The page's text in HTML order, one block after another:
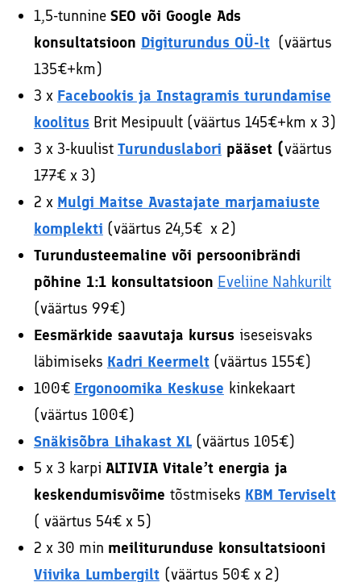
1,5-tunnine SEO või Google Ads
konsultatsioon Digiturundus OÜ-lt(väärtus
135€+km)
3 x Facebookis ja Instagramis turundamise
koolitusBrit Mesipuult (väärtus 145€+km x 3)
3 x 3-kuulist Turunduslabori pääset (väärtus
177€ x 3)
2 x Mulgi Maitse Avastajate marjamaiuste
komplekti (väärtus 24,5€ x 2)
Turundusteemaline või persoonibrändi
põhine 1:1 konsultatsioon Eveliine Nahkurilt
(väärtus 99€)
Eesmärkide saavutaja kursus iseseisvaks
läbimiseks Kadri Keermelt(väärtus 155€)
100€ Ergonoomika Keskuse kinkekaart
(väärtus 100€)
Snäkisõbra Lihakast XL(väärtus 105€)
5 x 3 karpi ALTIVIA Vitale’t energia ja
keskendumisvõime tõstmiseks KBM Terviselt
( väärtus 54€ x 5)
2 x 30 min meiliturunduse konsultatsiooni
Viivika Lumbergilt (väärtus 50€ x 2)